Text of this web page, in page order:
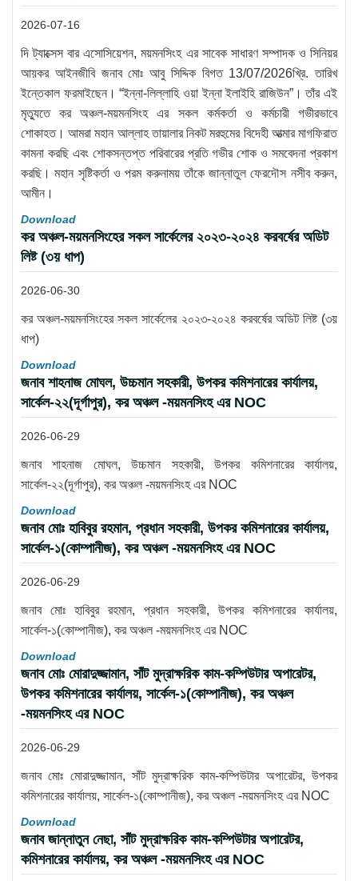
2026-07-16
দি ট্যাক্সেস বার এসোসিয়েশন, ময়মনসিংহ এর সাবেক সাধারণ সম্পাদক ও সিনিয়র
আয়কর আইনজীবি জনাব মোঃ আবু সিদ্দিক বিগত 13/07/2026খ্রি. তারিখ
ইন্তেকাল ফরমাইছেন। “ইন্না-লিল্লাহি ওয়া ইন্না ইলাইহি রাজিউন”। তাঁর এই
মৃত্যুতে কর অঞ্চল-ময়মনসিংহ এর সকল কর্মকর্তা ও কর্মচারী গভীরভাবে
শোকাহত। আমরা মহান আল্লাহ তায়ালার নিকট মরহুমের বিদেহী আত্মার মাগফিরাত
কামনা করছি এবং শোকসন্তপ্ত পরিবারের প্রতি গভীর শোক ও সমবেদনা প্রকাশ
করছি। মহান সৃষ্টিকর্তা ও পরম করুনাময় তাঁকে জান্নাতুল ফেরদৌস নসীব করুন,
আমীন।
Download
কর অঞ্চল-ময়মনসিংহের সকল সার্কেলের ২০২৩-২০২৪ করবর্ষের অডিট
লিষ্ট (৩য় ধাপ)
2026-06-30
কর অঞ্চল-ময়মনসিংহের সকল সার্কেলের ২০২৩-২০২৪ করবর্ষের অডিট লিষ্ট (৩য়
ধাপ)
Download
জনাব শাহনাজ মোঘল, উচ্চমান সহকারী, উপকর কমিশনারের কার্যালয়,
সার্কেল-২২(দূর্গাপুর), কর অঞ্চল -ময়মনসিংহ এর NOC
2026-06-29
জনাব শাহনাজ মোঘল, উচ্চমান সহকারী, উপকর কমিশনারের কার্যালয়,
সার্কেল-২২(দূর্গাপুর), কর অঞ্চল -ময়মনসিংহ এর NOC
Download
জনাব মোঃ হাবিবুর রহমান, প্রধান সহকারী, উপকর কমিশনারের কার্যালয়,
সার্কেল-১(কোম্পানীজ), কর অঞ্চল -ময়মনসিংহ এর NOC
2026-06-29
জনাব মোঃ হাবিবুর রহমান, প্রধান সহকারী, উপকর কমিশনারের কার্যালয়,
সার্কেল-১(কোম্পানীজ), কর অঞ্চল -ময়মনসিংহ এর NOC
Download
জনাব মোঃ মোরাদুজ্জামান, সাঁট মুদ্রাক্ষরিক কাম-কম্পিউটার অপারেটর,
উপকর কমিশনারের কার্যালয়, সার্কেল-১(কোম্পানীজ), কর অঞ্চল
-ময়মনসিংহ এর NOC
2026-06-29
জনাব মোঃ মোরাদুজ্জামান, সাঁট মুদ্রাক্ষরিক কাম-কম্পিউটার অপারেটর, উপকর
কমিশনারের কার্যালয়, সার্কেল-১(কোম্পানীজ), কর অঞ্চল -ময়মনসিংহ এর NOC
Download
জনাব জান্নাতুন নেছা, সাঁট মুদ্রাক্ষরিক কাম-কম্পিউটার অপারেটর,
কমিশনারের কার্যালয়, কর অঞ্চল -ময়মনসিংহ এর NOC